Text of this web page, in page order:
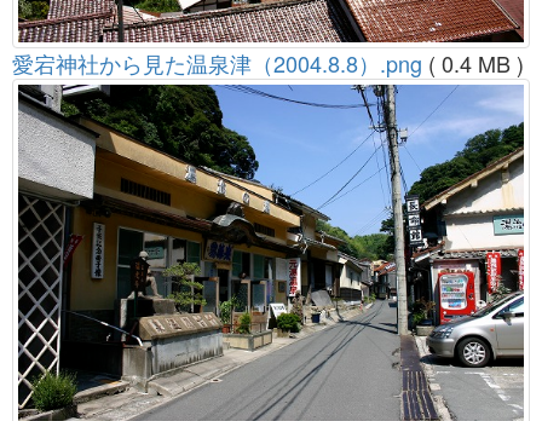
愛宕神社から見た温泉津（2004.8.8）.png ( 0.4 MB )